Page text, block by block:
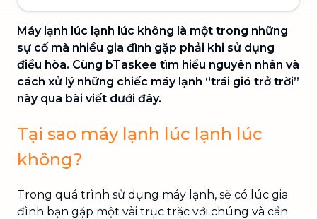
Máy lạnh lúc lạnh lúc không là một trong những
sự cố mà nhiều gia đình gặp phải khi sử dụng
điều hòa. Cùng bTaskee tìm hiểu nguyên nhân và
cách xử lý những chiếc máy lạnh “trái gió trở trời”
này qua bài viết dưới đây.
Tại sao máy lạnh lúc lạnh lúc
không?
Trong quá trình sử dụng máy lạnh, sẽ có lúc gia
đình bạn gặp một vài trục trặc với chúng và cần